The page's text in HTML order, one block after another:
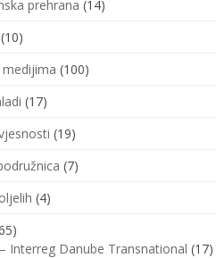
prehrana (14)
(10)
medijima (100)
(17)
(19)
(7)
(4)
Interreg Danube Transnational (17)